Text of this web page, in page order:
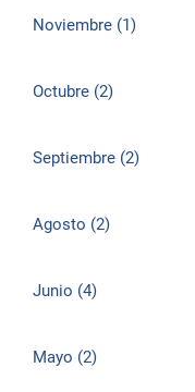
Noviembre (1)
Octubre (2)
Septiembre (2)
Agosto (2)
Junio (4)
Mayo (2)